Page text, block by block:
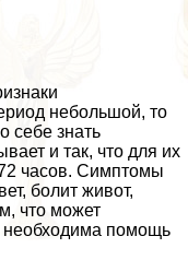
небольшой, то
себе знать
и так, что для их
часов. Симптомы
болит живот,
что может
необходима помощь